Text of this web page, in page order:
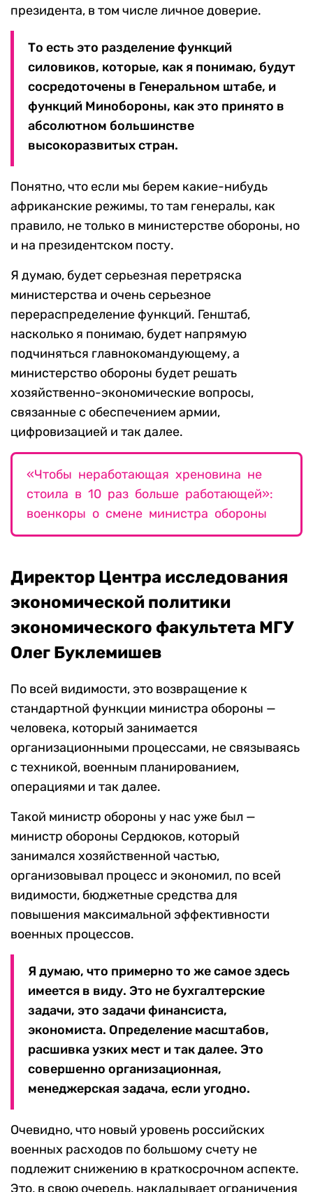
президента, в том числе личное доверие.
То есть это разделение функций
силовиков, которые, как я понимаю, будут
сосредоточены в Генеральном штабе, и
функций Минобороны, как это принято в
абсолютном большинстве
высокоразвитых стран.
Понятно, что если мы берем какие-нибудь
африканские режимы, то там генералы, как
правило, не только в министерстве обороны, но
и на президентском посту.
Я думаю, будет серьезная перетряска
министерства и очень серьезное
перераспределение функций. Генштаб,
насколько я понимаю, будет напрямую
подчиняться главнокомандующему, а
министерство обороны будет решать
хозяйственно-экономические вопросы,
связанные с обеспечением армии,
цифровизацией и так далее.
«Чтобы неработающая хреновина не
стоила в 10 раз больше работающей»:
военкоры о смене министра обороны
Директор Центра исследования
экономической политики
экономического факультета МГУ
Олег Буклемишев
По всей видимости, это возвращение к
стандартной функции министра обороны —
человека, который занимается
организационными процессами, не связываясь
с техникой, военным планированием,
операциями и так далее.
Такой министр обороны у нас уже был —
министр обороны Сердюков, который
занимался хозяйственной частью,
организовывал процесс и экономил, по всей
видимости, бюджетные средства для
повышения максимальной эффективности
военных процессов.
Я думаю, что примерно то же самое здесь
имеется в виду. Это не бухгалтерские
задачи, это задачи финансиста,
экономиста. Определение масштабов,
расшивка узких мест и так далее. Это
совершенно организационная,
менеджерская задача, если угодно.
Очевидно, что новый уровень российских
военных расходов по большому счету не
подлежит снижению в краткосрочном аспекте.
Это, в свою очередь, накладывает ограничения